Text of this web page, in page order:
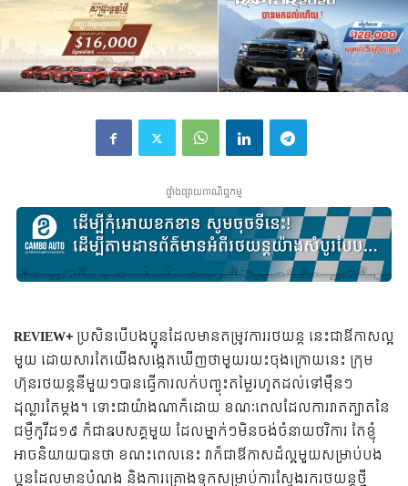
ផ្ទាំងផ្សាយពាណិជ្ជកម្ម
REVIEW+ ប្រសិនបើបងប្អូនដែលមានតម្រូវការរថយន្ត នេះជាឳកាសល្អ
មួយ ដោយសារតែយើងសង្កេតឃើញថាមួយរយះចុងក្រោយនេះ ក្រុម
ហ៊ុនរថយន្តនីមួយៗបានធើ្វការលក់បញ្ចុះតម្លៃរហូតដល់ទៅម៉ឺនៗ
ដុល្លារតែម្តង។ ទោះជាយ៉ាងណាក៏ដោយ ខណៈពេលដែលការរាតត្បាតនៃ
ជម្ងឺកូវីដ១៩ ក៏ជាឩបសគ្គមួយ ដែលម្នាក់ៗមិនចង់ចំនាយថវិការ តែខ្ញុំ
អាចនិយាយបានថា ខណះពេលនេះ វាក៏ជាឳកាសដ៏ល្អមួយសម្រាប់បង
ប្អូនដែលមានបំណង និងការគ្រោងទុកសម្រាប់ការស្វែងរករថយន្តថ្មី